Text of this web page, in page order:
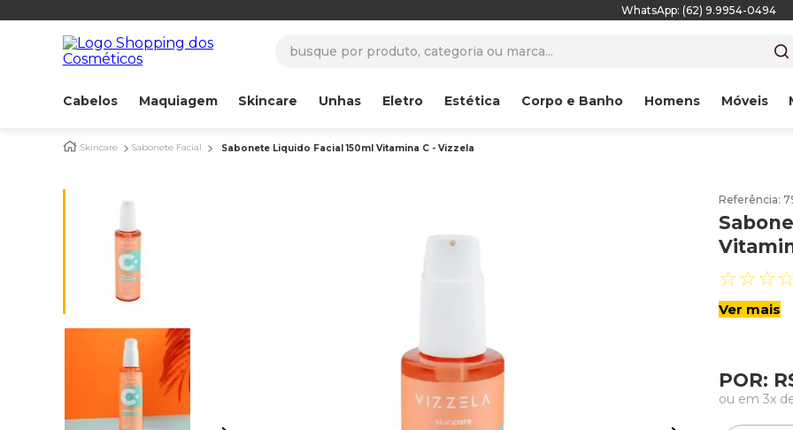
WhatsApp: (62) 9.9954-0494
Cabelos Maquiagem Skincare Unhas Eletro Estética Corpo e Banho Homens Móveis
Skincare Sabonete Facial Sabonete Liquido Facial 150ml Vitamina C - Vizzela
Referência:
☆☆☆
Ver mais
POR:
ou em3x